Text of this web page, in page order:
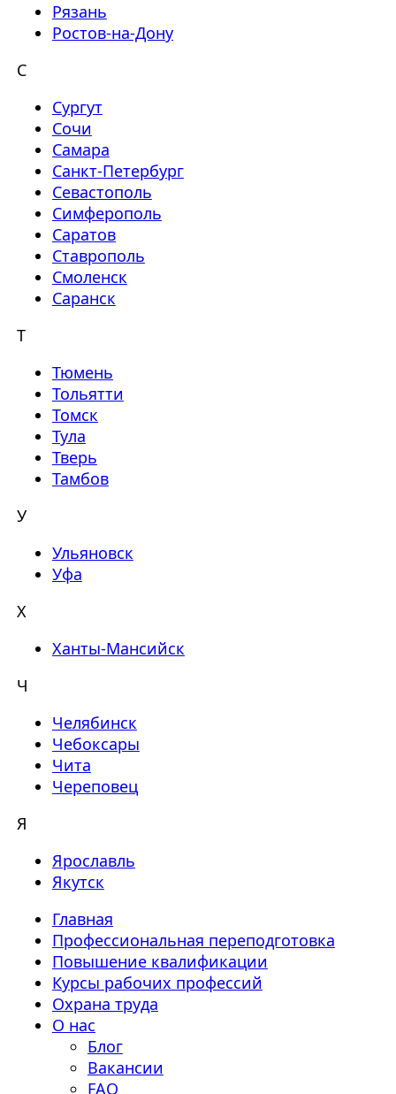
Рязань
Ростов-на-Дону
С
Сургут
Сочи
Самара
Санкт-Петербург
Севастополь
Симферополь
Саратов
Ставрополь
Смоленск
Саранск
Т
Тюмень
Тольятти
Томск
Тула
Тверь
Тамбов
У
Ульяновск
Уфа
Х
Ханты-Мансийск
Ч
Челябинск
Чебоксары
Чита
Череповец
Я
Ярославль
Якутск
Главная
Профессиональная переподготовка
Повышение квалификации
Курсы рабочих профессий
Охрана труда
О нас
Блог
Вакансии
FAQ